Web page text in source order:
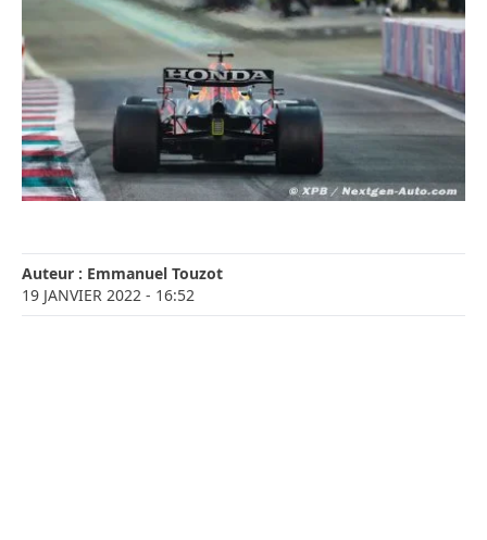
Auteur : Emmanuel Touzot
19 JANVIER 2022 - 16:52